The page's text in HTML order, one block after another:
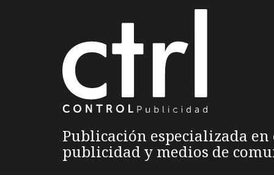
Publicación especializada
publicidad y medios de